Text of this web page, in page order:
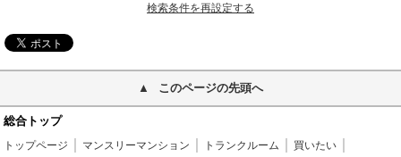
検索条件を再設定する
このページの先頭へ
総合トップ
トップページ マンスリーマンション トランクルーム
買いたい